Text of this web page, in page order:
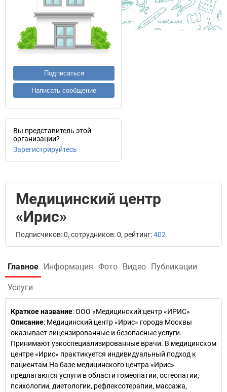
Подписаться
Написать сообщение
Вы представитель этой
организации?
Зарегистрируйтесь
Медицинский центр
«Ирис»
Подписчиков: 0, сотрудников: 0, рейтинг:402
Главное Информация Фото Видео Публикации
Услуги
Краткое название:ООО «Медицинский центр «ИРИС»
Описание: Медицинский центр «Ирис» города Москвы
оказывает лицензированные и безопасные услуги.
Принимают узкоспециализированные врачи. В медицинском
центре «Ирис» практикуется индивидуальный подход к
пациентам.На базе медицинского центра «Ирис»
предлагаются услуги в области гомеопатии, остеопатии,
психологии, диетологии, рефлексотерапии, массажа,